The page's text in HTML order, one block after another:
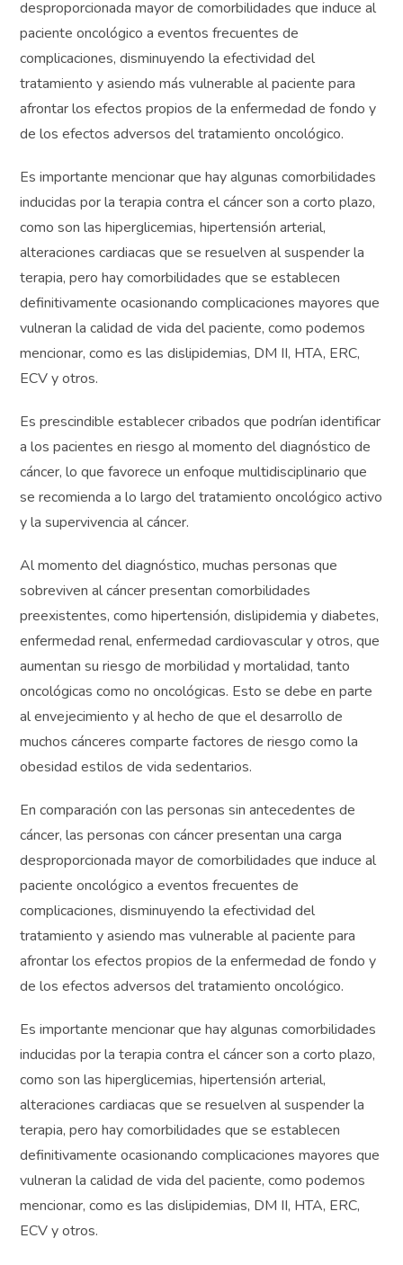
desproporcionada mayor de comorbilidades que induce al
paciente oncológico a eventos frecuentes de
complicaciones, disminuyendo la efectividad del
tratamiento y asiendo más vulnerable al paciente para
afrontar los efectos propios de la enfermedad de fondo y
de los efectos adversos del tratamiento oncológico.
Es importante mencionar que hay algunas comorbilidades
inducidas por la terapia contra el cáncer son a corto plazo,
como son las hiperglicemias, hipertensión arterial,
alteraciones cardiacas que se resuelven al suspender la
terapia, pero hay comorbilidades que se establecen
definitivamente ocasionando complicaciones mayores que
vulneran la calidad de vida del paciente, como podemos
mencionar, como es las dislipidemias, DM II, HTA, ERC,
ECV y otros.
Es prescindible establecer cribados que podrían identificar
a los pacientes en riesgo al momento del diagnóstico de
cáncer, lo que favorece un enfoque multidisciplinario que
se recomienda a lo largo del tratamiento oncológico activo
y la supervivencia al cáncer.
Al momento del diagnóstico, muchas personas que
sobreviven al cáncer presentan comorbilidades
preexistentes, como hipertensión, dislipidemia y diabetes,
enfermedad renal, enfermedad cardiovascular y otros, que
aumentan su riesgo de morbilidad y mortalidad, tanto
oncológicas como no oncológicas. Esto se debe en parte
al envejecimiento y al hecho de que el desarrollo de
muchos cánceres comparte factores de riesgo como la
obesidad estilos de vida sedentarios.
En comparación con las personas sin antecedentes de
cáncer, las personas con cáncer presentan una carga
desproporcionada mayor de comorbilidades que induce al
paciente oncológico a eventos frecuentes de
complicaciones, disminuyendo la efectividad del
tratamiento y asiendo mas vulnerable al paciente para
afrontar los efectos propios de la enfermedad de fondo y
de los efectos adversos del tratamiento oncológico.
Es importante mencionar que hay algunas comorbilidades
inducidas por la terapia contra el cáncer son a corto plazo,
como son las hiperglicemias, hipertensión arterial,
alteraciones cardiacas que se resuelven al suspender la
terapia, pero hay comorbilidades que se establecen
definitivamente ocasionando complicaciones mayores que
vulneran la calidad de vida del paciente, como podemos
mencionar, como es las dislipidemias, DM II, HTA, ERC,
ECV y otros.